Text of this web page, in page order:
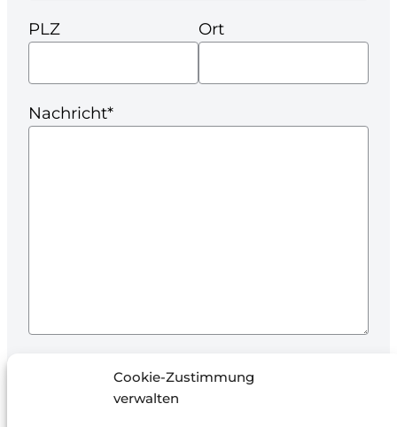
Cookie-Zustimmung
verwalten
PLZ Ort
Nachricht*
Ich stimme der Verarbeitung meiner Daten
zur Beantwortung der Anfrage und